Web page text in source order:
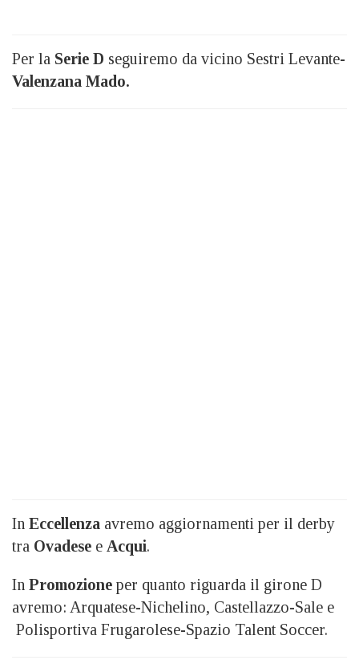
Per la Serie D seguiremo da vicino Sestri Levante-
Valenzana Mado.
In Eccellenza avremo aggiornamenti per il derby
tra Ovadese e Acqui.
In Promozione per quanto riguarda il girone D
avremo: Arquatese-Nichelino, Castellazzo-Sale e
Polisportiva Frugarolese-Spazio Talent Soccer.